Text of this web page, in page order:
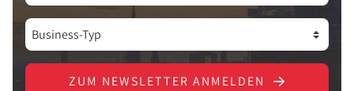
ZUM NEWSLETTER ANMELDEN